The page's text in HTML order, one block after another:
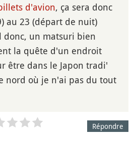
d'avion, ça sera donc
au 23 (départ de nuit)
donc, un matsuri bien
la quête d'un endroit
être dans le Japon tradi'
nord où je n'ai pas du tout
Répondre